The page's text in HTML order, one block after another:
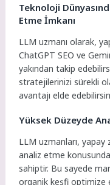
Teknoloji
Etme İmkanı
LLM uzmanı olarak,
ChatGPT SEO ve
yakından takip
stratejilerinizi sürekli
avantajı elde
Yüksek Düzeyde
LLM uzmanları, yapay
analiz etme
sahiptir. Bu sayede
organik keşfi optimize